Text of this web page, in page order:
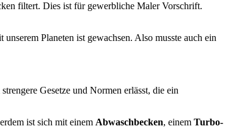
filtert. Dies ist für gewerbliche Maler Vorschrift.
Planeten ist gewachsen. Also musste auch ein
Gesetze und Normen erlässt, die ein
ist sich mit einem Abwaschbecken, einem Turbo-